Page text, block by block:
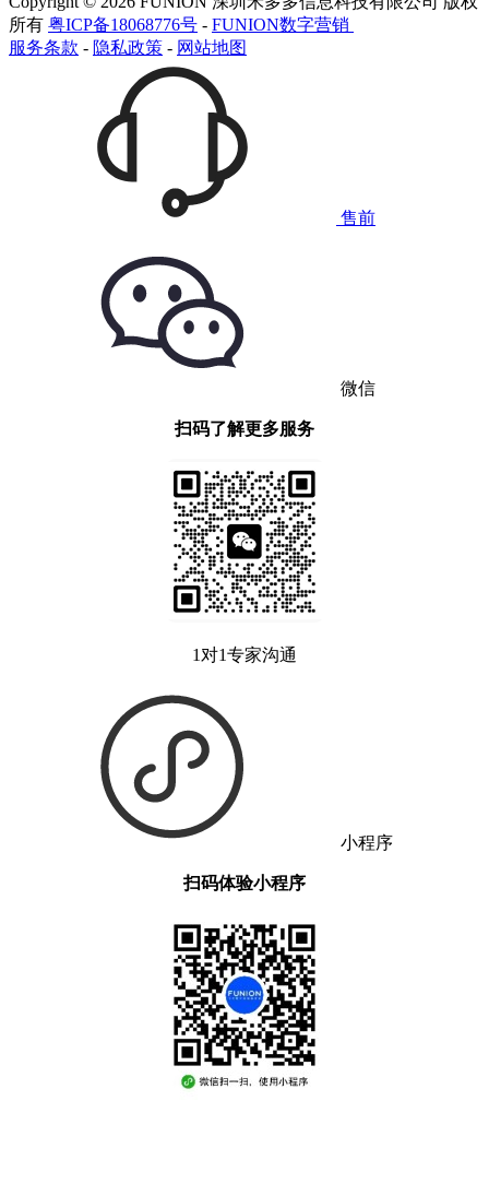
所有 粤ICP备18068776号 - FUNION数字营销
服务条款 - 隐私政策 - 网站地图
售前
微信
扫码了解更多服务
1对1专家沟通
小程序
扫码体验小程序